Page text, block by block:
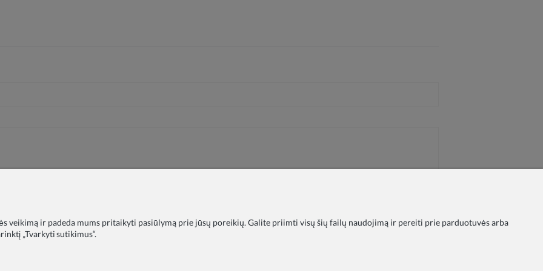
veikimą ir padeda mums pritaikyti pasiūlymą prie jūsų poreikių. Galite priimti visų šių failų naudojimą ir pereiti prie parduotuvės arba
„Tvarkyti sutikimus“.